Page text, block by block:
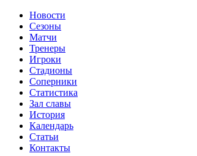
Новости
Сезоны
Матчи
Тренеры
Игроки
Стадионы
Соперники
Статистика
Зал славы
История
Календарь
Статьи
Контакты